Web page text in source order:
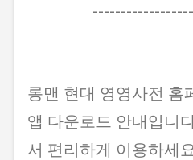
롱맨 현대 영영사전 홈
앱 다운로드 안내입니
서 편리하게 이용하세요